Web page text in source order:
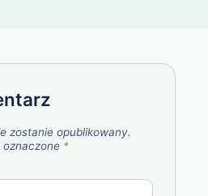
zostanie opublikowany.
oznaczone *